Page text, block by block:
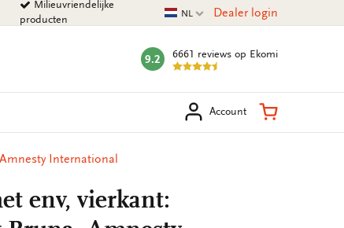
Milieuvriendelijke
producten
Huidige taal
NL Dealer login
mark:
9.2 6661 reviews op Ekomi
Account Winkelmand
International
env, vierkant: